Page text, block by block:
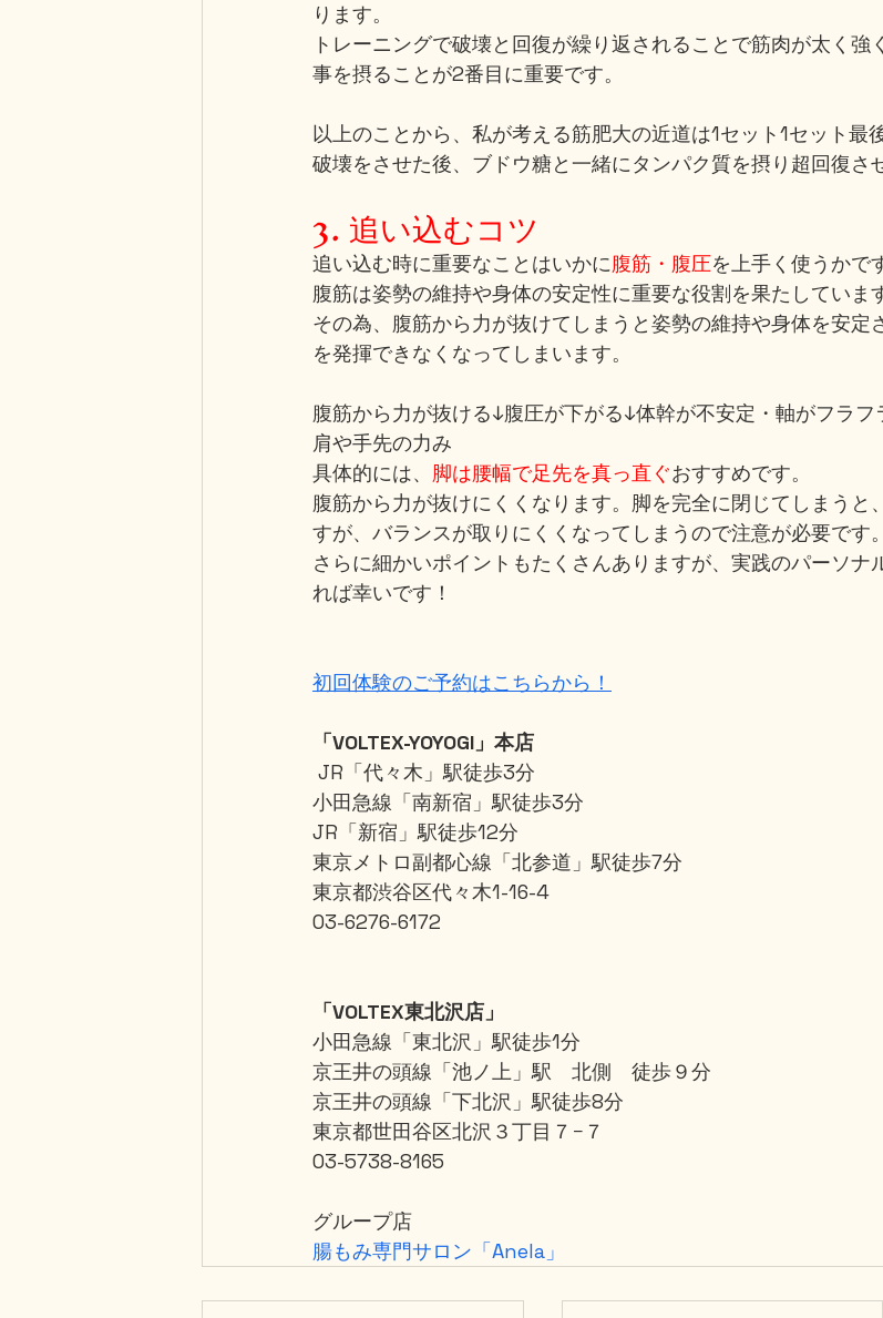
ります。
トレーニングで破壊と回復が繰り返されることで筋肉が太く強
事を摂ることが2番目に重要です。
以上のことから、私が考える筋肥大の近道は1セット1セット最
破壊をさせた後、ブドウ糖と一緒にタンパク質を摂り超回復さ
3. 追い込むコツ
追い込む時に重要なことはいかに腹筋・腹圧を上手く使うかで
腹筋は姿勢の維持や身体の安定性に重要な役割を果たしています
その為、腹筋から力が抜けてしまうと姿勢の維持や身体を安定
を発揮できなくなってしまいます。
腹筋から力が抜ける↓腹圧が下がる↓体幹が不安定・軸がフラフ
肩や手先の力み
具体的には、 脚は腰幅で足先を真っ直ぐおすすめです。
腹筋から力が抜けにくくなります。脚を完全に閉じてしまうと
すが、バランスが取りにくくなってしまうので注意が必要です。
さらに細かいポイントもたくさんありますが、実践のパーソナ
れば幸いです！
初回体験のご予約はこちらから！
「VOLTEX-YOYOGI」本店
JR「代々木」駅徒歩3分
小田急線「南新宿」駅徒歩3分
JR「新宿」駅徒歩12分
東京メトロ副都心線「北参道」駅徒歩7分
東京都渋谷区代々木1-16-4
03-6276-6172
「VOLTEX東北沢店」
小田急線「東北沢」駅徒歩1分
京王井の頭線「池ノ上」駅　北側　徒歩９分
京王井の頭線「下北沢」駅徒歩8分
東京都世田谷区北沢３丁目７−７
03-5738-8165
グループ店
腸もみ専門サロン「Anela」